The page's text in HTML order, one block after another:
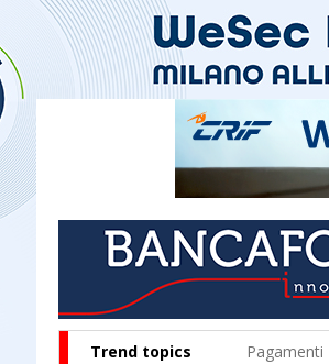
Trend topics Pagamenti